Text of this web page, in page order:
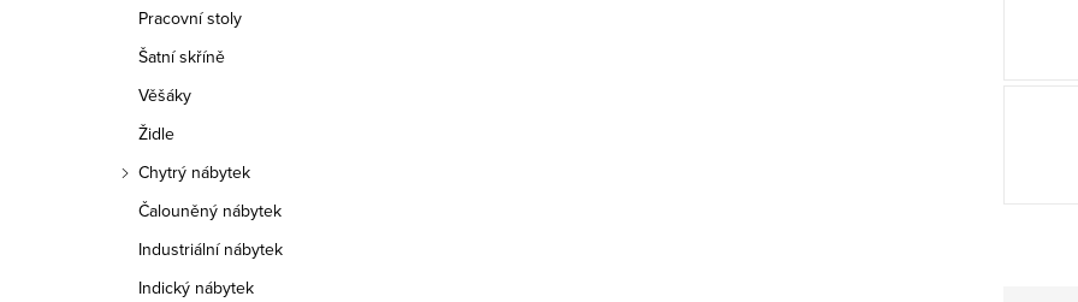
Pracovní stoly
Šatní skříně
Věšáky
Židle
Chytrý nábytek
Čalouněný nábytek
Industriální nábytek
Indický nábytek